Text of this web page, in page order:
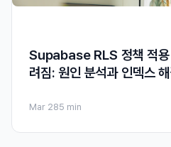
Supabase RLS 정책 적용
려짐: 원인 분석과 인덱스
Mar 285 min